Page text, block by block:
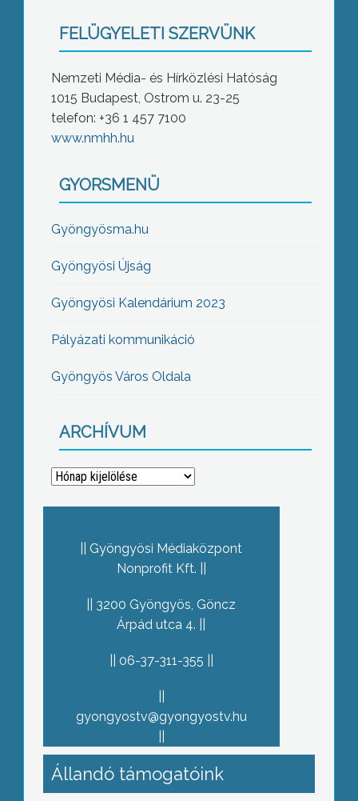
FELÜGYELETI SZERVÜNK
Nemzeti Média- és Hírközlési Hatóság
1015 Budapest, Ostrom u. 23-25
telefon: +36 1 457 7100
www.nmhh.hu
GYORSMENÜ
Gyöngyösma.hu
Gyöngyösi Újság
Gyöngyösi Kalendárium 2023
Pályázati kommunikáció
Gyöngyös Város Oldala
ARCHÍVUM
Archívum
Gyöngyösi Médiaközpont
Nonprofit Kft.
3200 Gyöngyös, Göncz
Árpád utca 4.
06-37-311-355
gyongyostv@gyongyostv.hu
Állandó támogatóink